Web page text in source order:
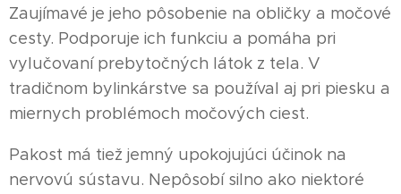
Zaujímavé je jeho pôsobenie na obličky a močové
cesty. Podporuje ich funkciu a pomáha pri
vylučovaní prebytočných látok z tela. V
tradičnom bylinkárstve sa používal aj pri piesku a
miernych problémoch močových ciest.
Pakost má tiež jemný upokojujúci účinok na
nervovú sústavu. Nepôsobí silno ako niektoré